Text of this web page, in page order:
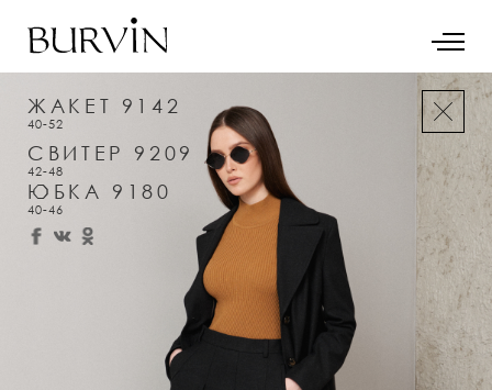
ЖАКЕТ 9142
40-52
СВИТЕР 9209
42-48
ЮБКА 9180
40-46